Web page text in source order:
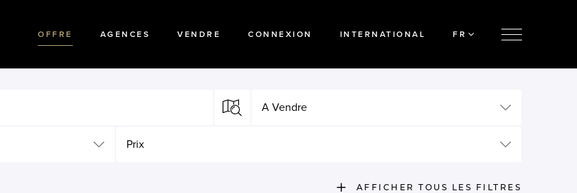
OFFRE AGENCES VENDRE CONNEXION INTERNATIONAL FR
A Vendre
Prix
AFFICHER TOUS LES FILTRES